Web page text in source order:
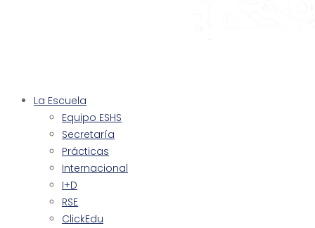
La Escuela
Equipo ESHS
Secretaría
Prácticas
Internacional
I+D
RSE
ClickEdu